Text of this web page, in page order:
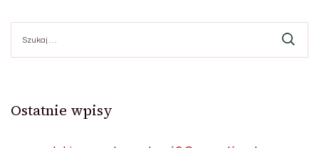
Ostatnie wpisy